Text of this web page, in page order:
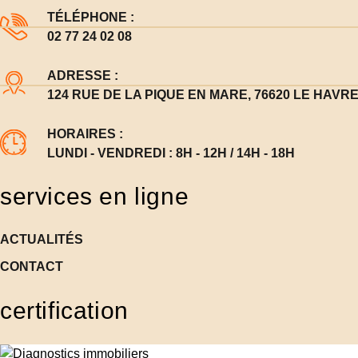
TÉLÉPHONE :
02 77 24 02 08
ADRESSE :
124 RUE DE LA PIQUE EN MARE, 76620 LE HAVRE
HORAIRES :
LUNDI - VENDREDI : 8H - 12H / 14H - 18H
services en ligne
ACTUALITÉS
CONTACT
certification